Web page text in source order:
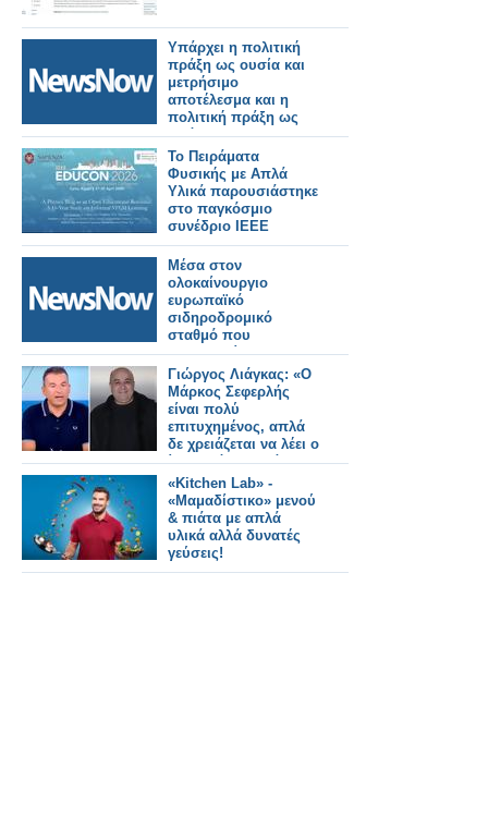
Υπάρχει η πολιτική
πράξη ως ουσία και
μετρήσιμο
αποτέλεσμα και η
πολιτική πράξη ως
πρόσκαιρες
εντυπώσεις μέσω
διαστρέβλωσης των
γεγονότων και της
πραγματικότητας,
χωρίς κανένα
μετρήσιμο
αποτέλεσμα, απλά για
ατομική εξύψωση και
στιγμιαία
ικανοποίηση.
Το Πειράματα
Φυσικής με Απλά
Υλικά παρουσιάστηκε
στο παγκόσμιο
συνέδριο IEEE
EDUCON
Μέσα στον
ολοκαίνουργιο
ευρωπαϊκό
σιδηροδρομικό
σταθμό που
χαρακτηρίστηκε ως
«μυθική κόλαση».
Γιώργος Λιάγκας: «Ο
Μάρκος Σεφερλής
είναι πολύ
επιτυχημένος, απλά
δε χρειάζεται να λέει ο
ίδιος πόσο καλά
πάει»
«Kitchen Lab» -
«Μαμαδίστικο» μενού
& πιάτα με απλά
υλικά αλλά δυνατές
γεύσεις!